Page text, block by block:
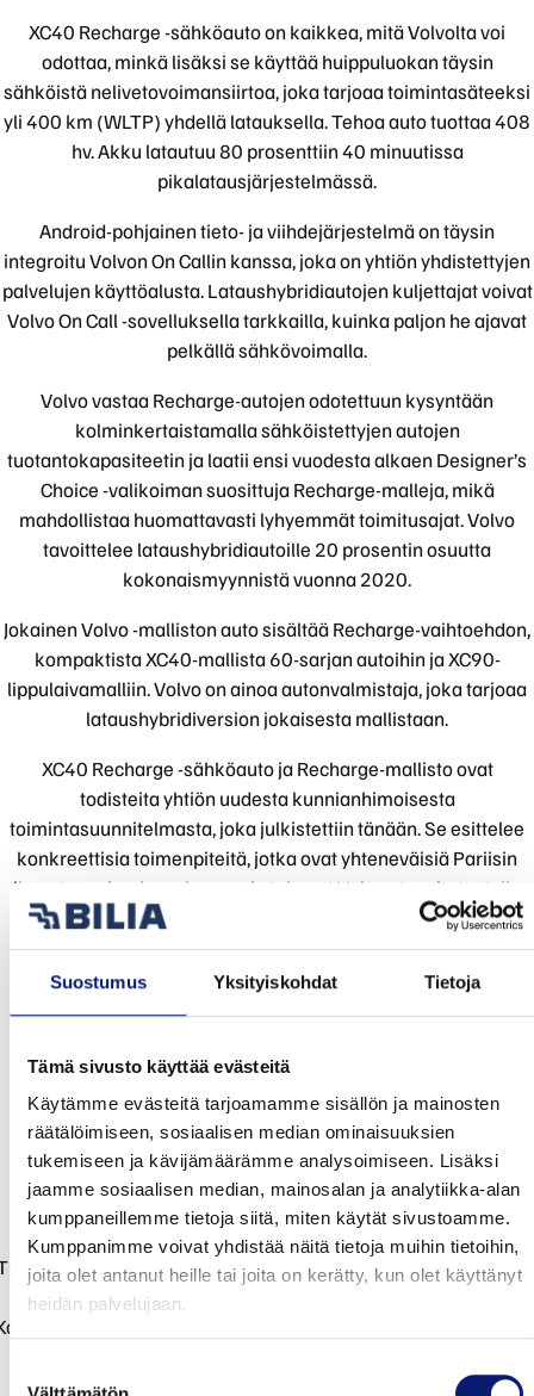
Suostumus Yksityiskohdat Tietoja
Tämä sivusto käyttää evästeitä
Käytämme evästeitä tarjoamamme sisällön ja mainosten
räätälöimiseen, sosiaalisen median ominaisuuksien
tukemiseen ja kävijämäärämme analysoimiseen. Lisäksi
jaamme sosiaalisen median, mainosalan ja analytiikka-alan
kumppaneillemme tietoja siitä, miten käytät sivustoamme.
Kumppanimme voivat yhdistää näitä tietoja muihin tietoihin,
joita olet antanut heille tai joita on kerätty, kun olet käyttänyt
heidän palvelujaan.
XC40 Recharge -sähköauto on kaikkea, mitä Volvolta voi
odottaa, minkä lisäksi se käyttää huippuluokan täysin
sähköistä nelivetovoimansiirtoa, joka tarjoaa toimintasäteeksi
yli 400 km (WLTP) yhdellä latauksella. Tehoa auto tuottaa 408
hv. Akku latautuu 80 prosenttiin 40 minuutissa
pikalatausjärjestelmässä.
Android-pohjainen tieto- ja viihdejärjestelmä on täysin
integroitu Volvon On Callin kanssa, joka on yhtiön yhdistettyjen
palvelujen käyttöalusta. Lataushybridiautojen kuljettajat voivat
Volvo On Call -sovelluksella tarkkailla, kuinka paljon he ajavat
pelkällä sähkövoimalla.
Volvo vastaa Recharge-autojen odotettuun kysyntään
kolminkertaistamalla sähköistettyjen autojen
tuotantokapasiteetin ja laatii ensi vuodesta alkaen Designer’s
Choice -valikoiman suosittuja Recharge-malleja, mikä
mahdollistaa huomattavasti lyhyemmät toimitusajat. Volvo
tavoittelee lataushybridiautoille 20 prosentin osuutta
kokonaismyynnistä vuonna 2020.
Jokainen Volvo -malliston auto sisältää Recharge-vaihtoehdon,
kompaktista XC40-mallista 60-sarjan autoihin ja XC90-
lippulaivamalliin. Volvo on ainoa autonvalmistaja, joka tarjoaa
lataushybridiversion jokaisesta mallistaan.
XC40 Recharge -sähköauto ja Recharge-mallisto ovat
todisteita yhtiön uudesta kunnianhimoisesta
toimintasuunnitelmasta, joka julkistettiin tänään. Se esittelee
konkreettisia toimenpiteitä, jotka ovat yhteneväisiä Pariisin
ilmastosopimuksen kanssa ja tukevat Volvon tavoitetta tulla
ilmastoneutraaliksi yhtiöksi vuoteen 2040 mennessä. Lue
lisää Volvon ilmastosuunnitelmastatäällä.
Uusi Volvo XC40 Recharge -sähköauto saapuu Suomeen
Design, ja se on nelivetoinen. XC40 Recharge -sähköauton
lähimmällä Volvo -jälleenmyyjällä.
16.10.2019
Volvo Car Finland
Mia Pelttari,mia.pelttari@volvocars.com,
kuvia, videoita:
www.linkedin.com/company/volvo-car-finland/